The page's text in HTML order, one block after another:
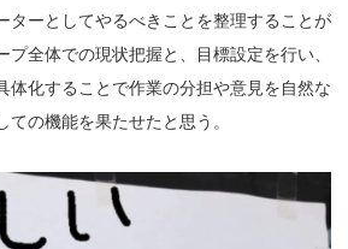
ターとしてやるべきことを整理することが
プ全体での現状把握と、目標設定を行い、
体化することで作業の分担や意見を自然な
の機能を果たせたと思う。